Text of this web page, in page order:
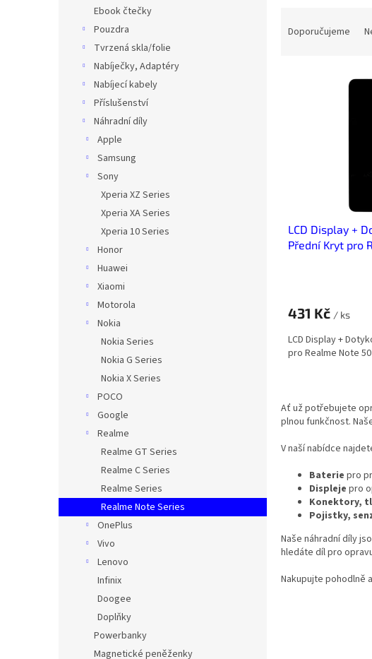
Ebook čtečky
Pouzdra
Tvrzená skla/folie
Nabíječky, Adaptéry
Nabíjecí kabely
Příslušenství
Náhradní díly
Apple
Samsung
Sony
Xperia XZ Series
Xperia XA Series
Xperia 10 Series
Honor
Huawei
Xiaomi
Motorola
Nokia
Nokia Series
Nokia G Series
Nokia X Series
POCO
Google
Realme
Realme GT Series
Realme C Series
Realme Series
Realme Note Series
OnePlus
Vivo
Lenovo
Infinix
Doogee
Doplňky
Powerbanky
Magnetické peněženky
Doporučujeme
LCD Display +
Přední Kryt pro
431 Kč / ks
LCD Display +
pro Realme Note 50
Ať už potřebujete
plnou funkčnost.
V naší nabídce
Baterie pro
Displeje pro
Konektory,
Pojistky,
Naše náhradní díly
hledáte díl pro
Nakupujte pohodlně